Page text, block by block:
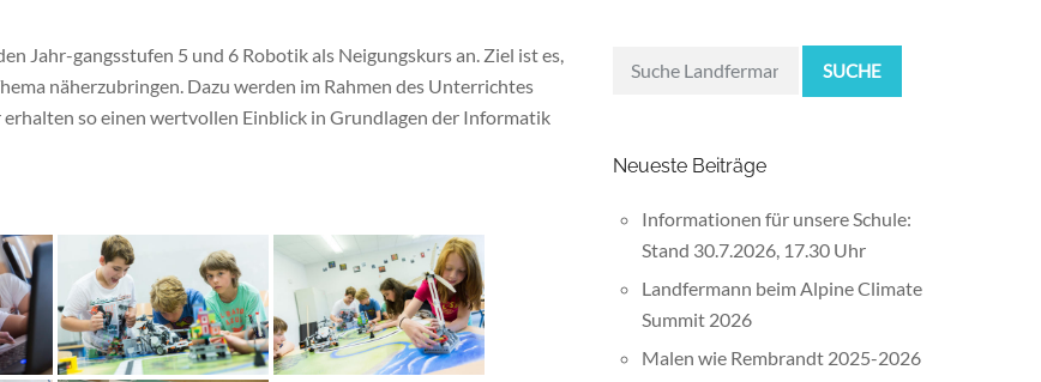
Jahr-gangsstufen 5 und 6 Robotik als Neigungskurs an. Ziel ist es,
näherzubringen. Dazu werden im Rahmen des Unterrichtes
so einen wertvollen Einblick in Grundlagen der Informatik
SUCHE
Neueste Beiträge
Informationen für unsere Schule:
Stand 30.7.2026, 17.30 Uhr
Landfermann beim Alpine Climate
Summit 2026
Malen wie Rembrandt 2025-2026